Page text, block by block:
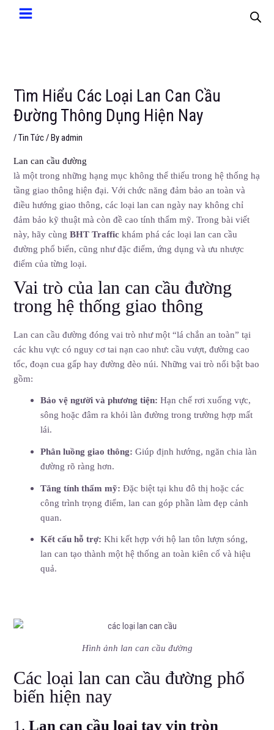
Tìm Hiểu Các Loại Lan Can Cầu
Đường Thông Dụng Hiện Nay
/Tin Tức/ Byadmin
Lan can cầu đường
là một trong những hạng mục không thể thiếu trong hệ thống hạ
tầng giao thông hiện đại. Với chức năng đảm bảo an toàn và
điều hướng giao thông, các loại lan can ngày nay không chỉ
đảm bảo kỹ thuật mà còn đề cao tính thẩm mỹ. Trong bài viết
này, hãy cùngBHT Traffic khám phá các loại lan can cầu
đường phổ biến, cũng như đặc điểm, ứng dụng và ưu nhược
điểm của từng loại.
Vai trò của lan can cầu đường
trong hệ thống giao thông
Lan can cầu đường đóng vai trò như một “lá chắn an toàn” tại
các khu vực có nguy cơ tai nạn cao như: cầu vượt, đường cao
tốc, đoạn cua gấp hay đường đèo núi. Những vai trò nổi bật bao
gồm:
Bảo vệ người và phương tiện: Hạn chế rơi xuống vực,
sông hoặc đâm ra khỏi làn đường trong trường hợp mất
lái.
Phân luồng giao thông: Giúp định hướng, ngăn chia làn
đường rõ ràng hơn.
Tăng tính thẩm mỹ: Đặc biệt tại khu đô thị hoặc các
công trình trọng điểm, lan can góp phần làm đẹp cảnh
quan.
Kết cấu hỗ trợ: Khi kết hợp với hộ lan tôn lượn sóng,
lan can tạo thành một hệ thống an toàn kiên cố và hiệu
quả.
Hình ảnh lan can cầu đường
Các loại lan can cầu đường phổ
biến hiện nay
1.Lan can cầu loại tay vịn tròn